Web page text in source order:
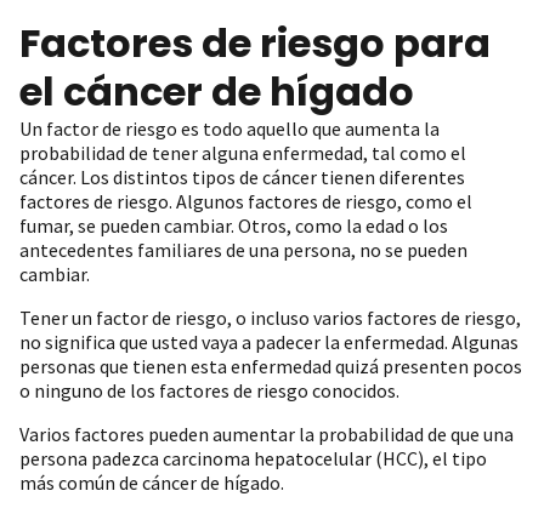
Factores de riesgo para
el cáncer de hígado
Un factor de riesgo es todo aquello que aumenta la
probabilidad de tener alguna enfermedad, tal como el
cáncer. Los distintos tipos de cáncer tienen diferentes
factores de riesgo. Algunos factores de riesgo, como el
fumar, se pueden cambiar. Otros, como la edad o los
antecedentes familiares de una persona, no se pueden
cambiar.
Tener un factor de riesgo, o incluso varios factores de riesgo,
no significa que usted vaya a padecer la enfermedad. Algunas
personas que tienen esta enfermedad quizá presenten pocos
o ninguno de los factores de riesgo conocidos.
Varios factores pueden aumentar la probabilidad de que una
persona padezca carcinoma hepatocelular (HCC), el tipo
más común de cáncer de hígado.